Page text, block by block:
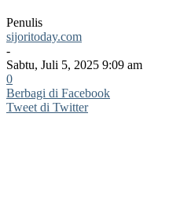
Penulis
sijoritoday.com
-
Sabtu, Juli 5, 2025 9:09 am
0
Berbagi di Facebook
Tweet di Twitter